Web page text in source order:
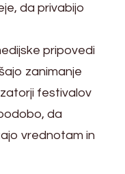
da privabijo
pripovedi
zanimanje
festivalov
da
vrednotam in